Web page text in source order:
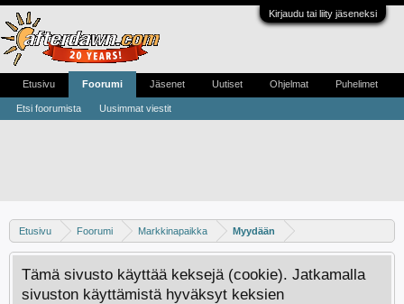
Kirjaudu tai liity jäseneksi
Etusivu Foorumi Markkinapaikka Myydään
Tämä sivusto käyttää keksejä (cookie). Jatkamalla
sivuston käyttämistä hyväksyt keksien
Etusivu Foorumi
Etsi foorumista Uusimmat viestit
Jäsenet Uutiset Ohjelmat Puhelimet